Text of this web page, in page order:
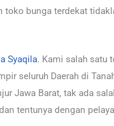
bunga terdekat
Syaqila. Kami salah satu
seluruh Daerah di
Jawa Barat, tak ada
tentunya dengan